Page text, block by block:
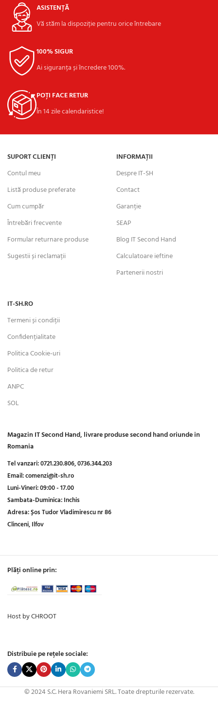
ASISTENȚĂ
Vă stăm la dispoziție pentru orice întrebare
100% SIGUR
Ai siguranța și încredere 100%.
POȚI FACE RETUR
În 14 zile calendaristice!
SUPORT CLIENȚI
Contul meu
Listă produse preferate
Cum cumpăr
Întrebări frecvente
Formular returnare produse
Sugestii și reclamații
INFORMAȚII
Despre IT-SH
Contact
Garanție
SEAP
Blog IT Second Hand
Calculatoare ieftine
Partenerii nostri
IT-SH.RO
Termeni și condiții
Confidențialitate
Politica Cookie-uri
Politica de retur
ANPC
SOL
Magazin IT Second Hand, livrare produse second hand oriunde in
Romania
Tel vanzari:0721.230.806,0736.344.203
Email:comenzi@it-sh.ro
Luni-Vineri:09:00 - 17.00
Sambata-Duminica:Inchis
Adresa:Șos Tudor Vladimirescu nr 86
Clinceni, Ilfov
Plăți online prin:
Host by CHROOT
Distribuie pe rețele sociale:
© 2024 S.C. Hera Rovaniemi SRL. Toate drepturile rezervate.